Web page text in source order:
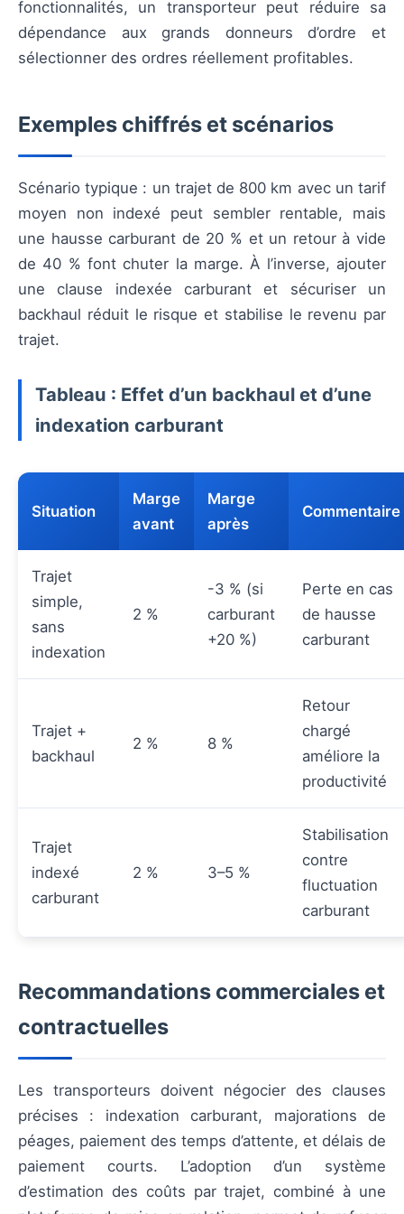
fonctionnalités, un transporteur peut réduire sa
dépendance aux grands donneurs d’ordre et
sélectionner des ordres réellement profitables.
Exemples chiffrés et scénarios
Scénario typique : un trajet de 800 km avec un tarif
moyen non indexé peut sembler rentable, mais
une hausse carburant de 20 % et un retour à vide
de 40 % font chuter la marge. À l’inverse, ajouter
une clause indexée carburant et sécuriser un
backhaul réduit le risque et stabilise le revenu par
trajet.
Tableau : Effet d’un backhaul et d’une
indexation carburant
Situation
Marge
avant
Marge
après
Commentaire
Trajet
simple,
sans
indexation
2 %
-3 % (si
carburant
+20 %)
Perte en cas
de hausse
carburant
Trajet +
backhaul
2 % 8 %
Retour
chargé
améliore la
productivité
Trajet
indexé
carburant
2 % 3–5 %
Stabilisation
contre
fluctuation
carburant
Recommandations commerciales et
contractuelles
Les transporteurs doivent négocier des clauses
précises : indexation carburant, majorations de
péages, paiement des temps d’attente, et délais de
paiement courts. L’adoption d’un système
d’estimation des coûts par trajet, combiné à une